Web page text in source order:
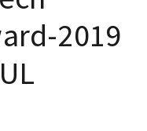
2019